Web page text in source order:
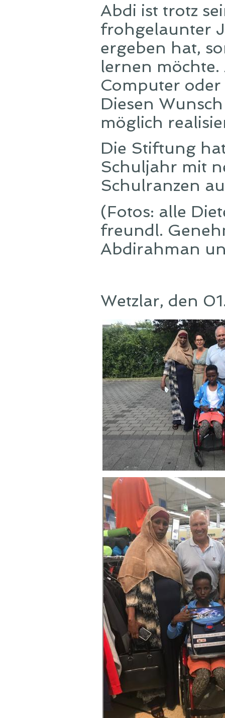
Abdi ist trotz
frohgelaunter
ergeben hat,
lernen
Computer
Diesen
möglich
Die Stiftung
Schuljahr mit
Schulranzen
(Fotos: alle
freundl.
Abdirahman
Wetzlar, den